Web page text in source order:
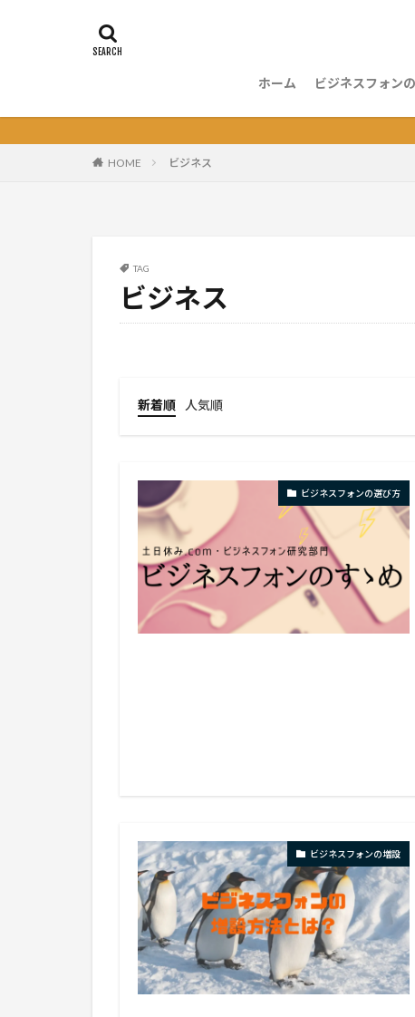
ホーム ビジネスフォン
ビジネスフォ
ビジネスフォ
ビジネスフォ
ビジネスフォ
ビジネスフォ
ビジネスフォ
ビジネスフォ
電話応対
HOME ビジネス
TAG
ビジネス
新着順 人気順
ビジネスフォンの選び方
ビジネスフォンの増設